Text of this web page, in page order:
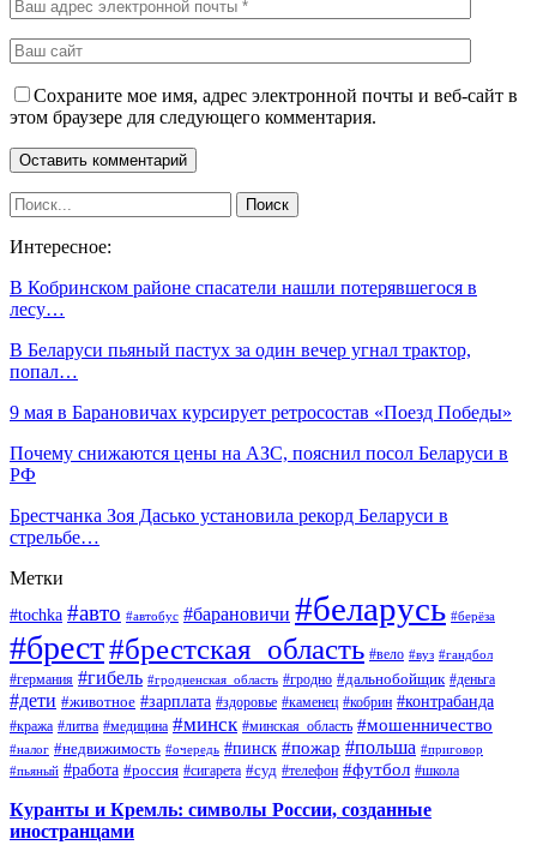
Сохраните мое имя, адрес электронной почты и веб-сайт в
этом браузере для следующего комментария.
Интересное:
В Кобринском районе спасатели нашли потерявшегося в
лесу…
В Беларуси пьяный пастух за один вечер угнал трактор,
попал…
9 мая в Барановичах курсирует ретросостав «Поезд Победы»
Почему снижаются цены на АЗС, пояснил посол Беларуси в
РФ
Брестчанка Зоя Дасько установила рекорд Беларуси в
стрельбе…
Метки
#tochka #авто #автобус #барановичи #беларусь #берёза
#брест#брестская_область #вело #вуз #гандбол
#германия #гибель #гродненская_область #гродно #дальнобойщик #деньга
#дети #животное #зарплата #здоровье #каменец #кобрин #контрабанда
#кража #литва #медицина #минск #минская_область #мошенничество
#налог #недвижимость #очередь #пинск #пожар #польша #приговор
#пьяный #работа #россия #сигарета #суд #телефон #футбол #школа
Куранты и Кремль: символы России, созданные
иностранцами